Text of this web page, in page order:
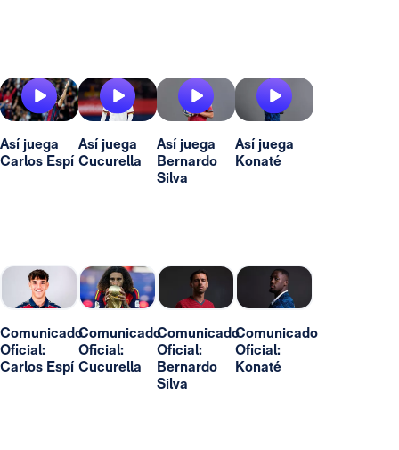
Así juega
Carlos Espí
Así juega
Cucurella
Así juega
Bernardo
Silva
Así juega
Konaté
Comunicado
Oficial:
Carlos Espí
Comunicado
Oficial:
Cucurella
Comunicado
Oficial:
Bernardo
Silva
Comunicado
Oficial:
Konaté